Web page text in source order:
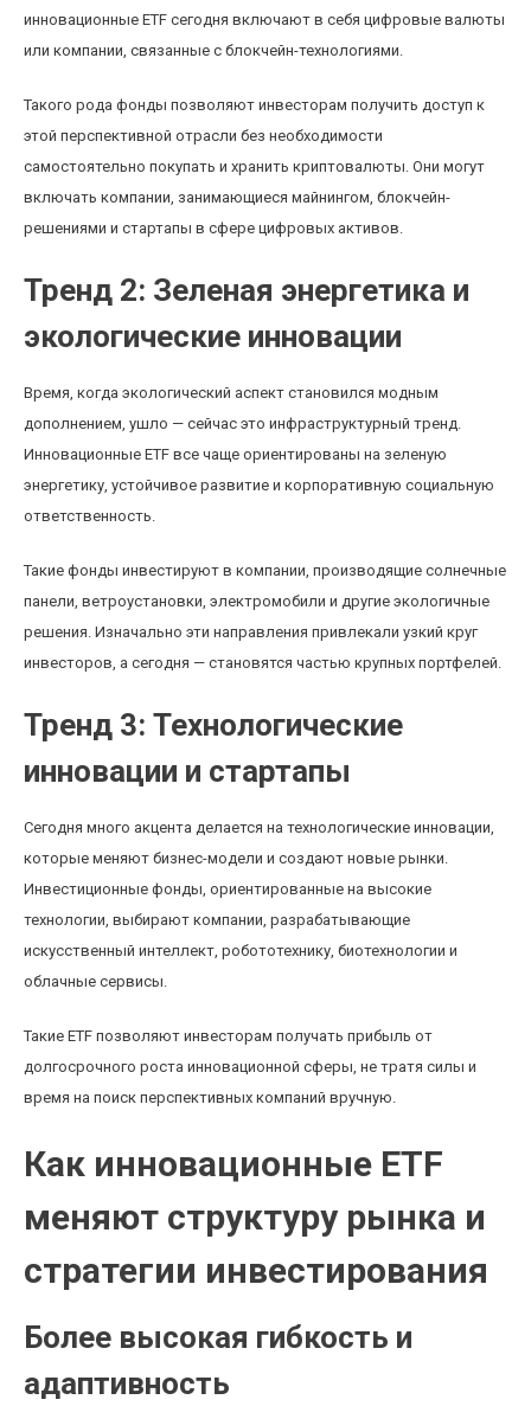
инновационные ETF сегодня включают в себя цифровые валюты
или компании, связанные с блокчейн-технологиями.
Такого рода фонды позволяют инвесторам получить доступ к
этой перспективной отрасли без необходимости
самостоятельно покупать и хранить криптовалюты. Они могут
включать компании, занимающиеся майнингом, блокчейн-
решениями и стартапы в сфере цифровых активов.
Тренд 2: Зеленая энергетика и
экологические инновации
Время, когда экологический аспект становился модным
дополнением, ушло — сейчас это инфраструктурный тренд.
Инновационные ETF все чаще ориентированы на зеленую
энергетику, устойчивое развитие и корпоративную социальную
ответственность.
Такие фонды инвестируют в компании, производящие солнечные
панели, ветроустановки, электромобили и другие экологичные
решения. Изначально эти направления привлекали узкий круг
инвесторов, а сегодня — становятся частью крупных портфелей.
Тренд 3: Технологические
инновации и стартапы
Сегодня много акцента делается на технологические инновации,
которые меняют бизнес-модели и создают новые рынки.
Инвестиционные фонды, ориентированные на высокие
технологии, выбирают компании, разрабатывающие
искусственный интеллект, робототехнику, биотехнологии и
облачные сервисы.
Такие ETF позволяют инвесторам получать прибыль от
долгосрочного роста инновационной сферы, не тратя силы и
время на поиск перспективных компаний вручную.
Как инновационные ETF
меняют структуру рынка и
стратегии инвестирования
Более высокая гибкость и
адаптивность